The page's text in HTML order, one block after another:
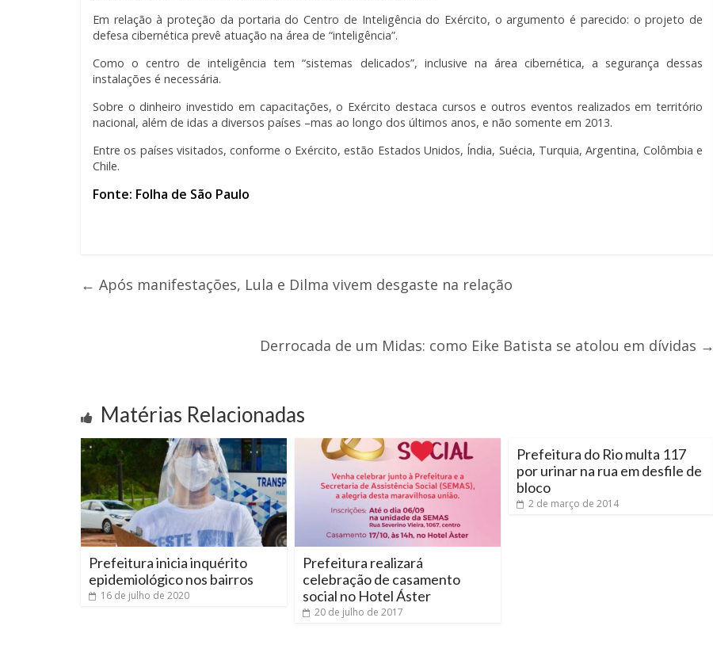
Em relação à proteção da portaria do Centro de Inteligência do Exército, o argumento é parecido: o projeto de
defesa cibernética prevê atuação na área de “inteligência”.
Como o centro de inteligência tem “sistemas delicados”, inclusive na área cibernética, a segurança dessas
instalações é necessária.
Sobre o dinheiro investido em capacitações, o Exército destaca cursos e outros eventos realizados em território
nacional, além de idas a diversos países –mas ao longo dos últimos anos, e não somente em 2013.
Entre os países visitados, conforme o Exército, estão Estados Unidos, Índia, Suécia, Turquia, Argentina, Colômbia e
Chile.
Fonte: Folha de São Paulo
← Após manifestações, Lula e Dilma vivem desgaste na relação
Derrocada de um Midas: como Eike Batista se atolou em dívidas →
Matérias Relacionadas
Prefeitura inicia inquérito
epidemiológico nos bairros
16 de julho de 2020
Prefeitura realizará
celebração de casamento
social no Hotel Áster
20 de julho de 2017
Prefeitura do Rio multa 117
por urinar na rua em desfile de
bloco
2 de março de 2014